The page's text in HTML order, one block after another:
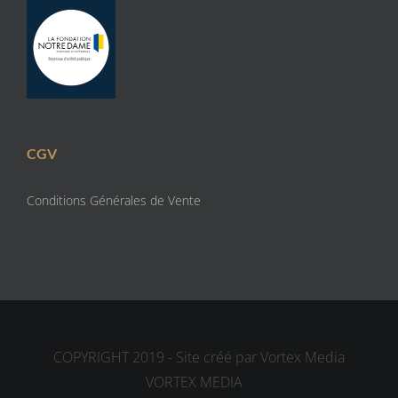
CGV
Conditions Générales de Vente
COPYRIGHT 2019 - Site créé par Vortex Media
VORTEX MEDIA